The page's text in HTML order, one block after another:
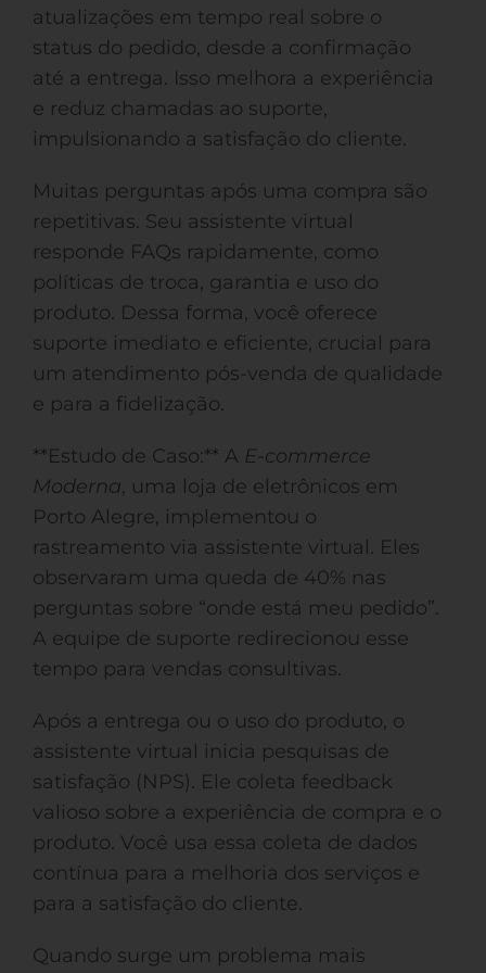
atualizações em tempo real sobre o
status do pedido, desde a confirmação
até a entrega. Isso melhora a experiência
e reduz chamadas ao suporte,
impulsionando a satisfação do cliente.
Muitas perguntas após uma compra são
repetitivas. Seu assistente virtual
responde FAQs rapidamente, como
políticas de troca, garantia e uso do
produto. Dessa forma, você oferece
suporte imediato e eficiente, crucial para
um atendimento pós-venda de qualidade
e para a fidelização.
**Estudo de Caso:** A E-commerce
Moderna, uma loja de eletrônicos em
Porto Alegre, implementou o
rastreamento via assistente virtual. Eles
observaram uma queda de 40% nas
perguntas sobre “onde está meu pedido”.
A equipe de suporte redirecionou esse
tempo para vendas consultivas.
Após a entrega ou o uso do produto, o
assistente virtual inicia pesquisas de
satisfação (NPS). Ele coleta feedback
valioso sobre a experiência de compra e o
produto. Você usa essa coleta de dados
contínua para a melhoria dos serviços e
para a satisfação do cliente.
Quando surge um problema mais